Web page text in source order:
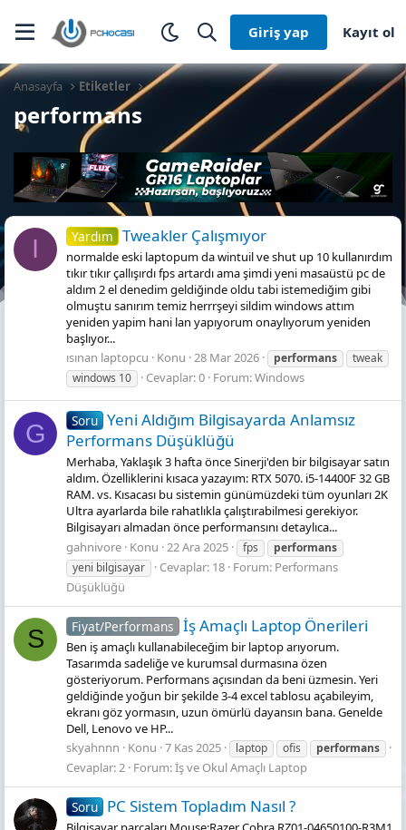
Giriş yap Kayıt ol
Anasayfa Etiketler
performans
I Yardım Tweakler Çalışmıyor
normalde eski laptopum da wintuil ve shut up 10 kullanırdım
tıkır tıkır çallışırdı fps artardı ama şimdi yeni masaüstü pc de
aldım 2 el denedim geldiğinde oldu tabi istemediğim gibi
olmuştu sanırım temiz herrrşeyi sildim windows attım
yeniden yapim hani lan yapıyorum onaylıyorum yeniden
başlıyor...
ısınan laptopcu
Konu 28 Mar 2026 performans
tweak
windows 10
Cevaplar: 0 Forum:Windows
G Soru Yeni Aldığım Bilgisayarda Anlamsız
Performans Düşüklüğü
Merhaba, Yaklaşık 3 hafta önce Sinerji'den bir bilgisayar satın
aldım. Özelliklerini kısaca yazayım: RTX 5070. i5-14400F 32 GB
RAM. vs. Kısacası bu sistemin günümüzdeki tüm oyunları 2K
Ultra ayarlarda bile rahatlıkla çalıştırabilmesi gerekiyor.
Bilgisayarı almadan önce performansını detaylıca...
gahnivore Konu 22 Ara 2025 fps
performans
yeni bilgisayar
Cevaplar: 18 Forum: Performans
Düşüklüğü
S Fiyat/Performans İş Amaçlı Laptop Önerileri
Ben iş amaçlı kullanabileceğim bir laptop arıyorum.
Tasarımda sadeliğe ve kurumsal durmasına özen
gösteriyorum. Performans açısından da beni üzmesin. Yeri
geldiğinde yoğun bir şekilde 3-4 excel tablosu açabileyim,
ekranı göz yormasın, uzun ömürlü dayansın bana. Genelde
Dell, Lenovo ve HP...
skyahnnn
Konu 7 Kas 2025 laptop ofis performans
Cevaplar: 2 Forum:İş ve Okul Amaçlı Laptop
Soru PC Sistem Topladım Nasıl ?